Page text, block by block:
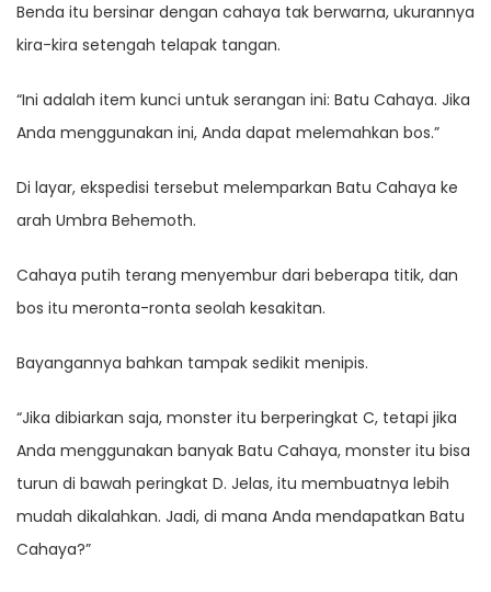
Benda itu bersinar dengan cahaya tak berwarna, ukurannya
kira-kira setengah telapak tangan.
“Ini adalah item kunci untuk serangan ini: Batu Cahaya. Jika
Anda menggunakan ini, Anda dapat melemahkan bos.”
Di layar, ekspedisi tersebut melemparkan Batu Cahaya ke
arah Umbra Behemoth.
Cahaya putih terang menyembur dari beberapa titik, dan
bos itu meronta-ronta seolah kesakitan.
Bayangannya bahkan tampak sedikit menipis.
“Jika dibiarkan saja, monster itu berperingkat C, tetapi jika
Anda menggunakan banyak Batu Cahaya, monster itu bisa
turun di bawah peringkat D. Jelas, itu membuatnya lebih
mudah dikalahkan. Jadi, di mana Anda mendapatkan Batu
Cahaya?”